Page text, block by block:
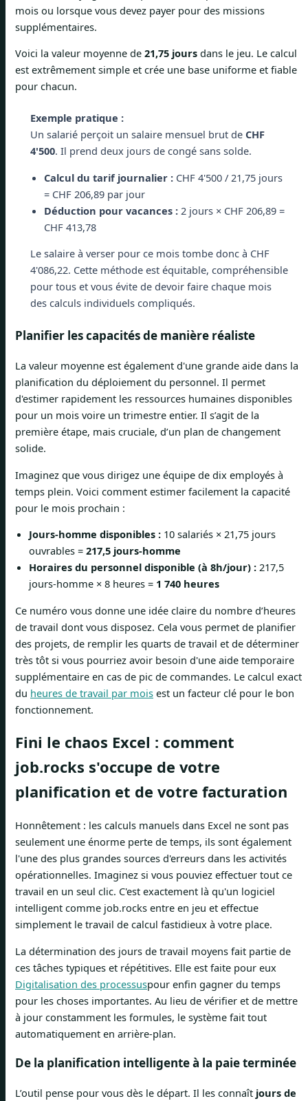
mois ou lorsque vous devez payer pour des missions
supplémentaires.
Voici la valeur moyenne de 21,75 jours dans le jeu. Le calcul
est extrêmement simple et crée une base uniforme et fiable
pour chacun.
Exemple pratique :
Un salarié perçoit un salaire mensuel brut de CHF
4'500. Il prend deux jours de congé sans solde.
Calcul du tarif journalier :CHF 4'500 / 21,75 jours
= CHF 206,89 par jour
Déduction pour vacances :2 jours × CHF 206,89 =
CHF 413,78
Le salaire à verser pour ce mois tombe donc à CHF
4'086,22. Cette méthode est équitable, compréhensible
pour tous et vous évite de devoir faire chaque mois
des calculs individuels compliqués.
Planifier les capacités de manière réaliste
La valeur moyenne est également d'une grande aide dans la
planification du déploiement du personnel. Il permet
d'estimer rapidement les ressources humaines disponibles
pour un mois voire un trimestre entier. Il s’agit de la
première étape, mais cruciale, d’un plan de changement
solide.
Imaginez que vous dirigez une équipe de dix employés à
temps plein. Voici comment estimer facilement la capacité
pour le mois prochain :
Jours-homme disponibles : 10 salariés × 21,75 jours
ouvrables = 217,5 jours-homme
Horaires du personnel disponible (à 8h/jour) : 217,5
jours-homme × 8 heures = 1 740 heures
Ce numéro vous donne une idée claire du nombre d’heures
de travail dont vous disposez. Cela vous permet de planifier
des projets, de remplir les quarts de travail et de déterminer
très tôt si vous pourriez avoir besoin d'une aide temporaire
supplémentaire en cas de pic de commandes. Le calcul exact
du heures de travail par mois est un facteur clé pour le bon
fonctionnement.
Fini le chaos Excel : comment
job.rocks s'occupe de votre
planification et de votre facturation
Honnêtement : les calculs manuels dans Excel ne sont pas
seulement une énorme perte de temps, ils sont également
l'une des plus grandes sources d'erreurs dans les activités
opérationnelles. Imaginez si vous pouviez effectuer tout ce
travail en un seul clic. C'est exactement là qu'un logiciel
intelligent comme job.rocks entre en jeu et effectue
simplement le travail de calcul fastidieux à votre place.
La détermination des jours de travail moyens fait partie de
ces tâches typiques et répétitives. Elle est faite pour eux
Digitalisation des processuspour enfin gagner du temps
pour les choses importantes. Au lieu de vérifier et de mettre
à jour constamment les formules, le système fait tout
automatiquement en arrière-plan.
De la planification intelligente à la paie terminée
L’outil pense pour vous dès le départ. Il les connaît jours de